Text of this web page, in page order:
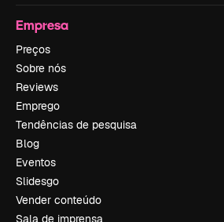
Empresa
Preços
Sobre nós
Reviews
Emprego
Tendências de pesquisa
Blog
Eventos
Slidesgo
Vender conteúdo
Sala de imprensa